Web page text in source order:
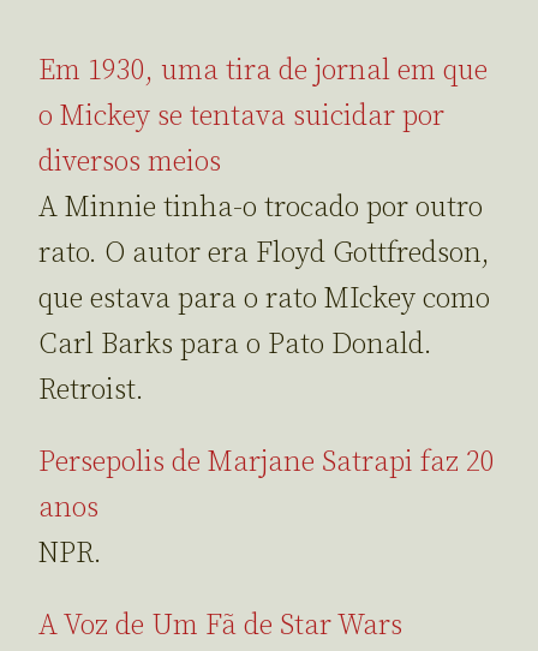
Em 1930, uma tira de jornal em que
o Mickey se tentava suicidar por
diversos meios
A Minnie tinha-o trocado por outro
rato. O autor era Floyd Gottfredson,
que estava para o rato MIckey como
Carl Barks para o Pato Donald.
Retroist.
Persepolis de Marjane Satrapi faz 20
anos
NPR.
A Voz de Um Fã de Star Wars